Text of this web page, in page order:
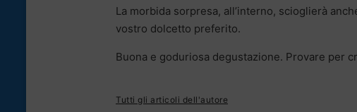
La morbida sorpresa, all’interno, scioglierà
vostro dolcetto preferito.
Buona e goduriosa degustazione. Provare per
Tutti gli articoli dell'autore